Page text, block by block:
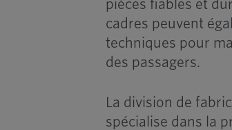
pièces fiables et
cadres peuvent
techniques pour
des passagers.
La division de
spécialise dans la